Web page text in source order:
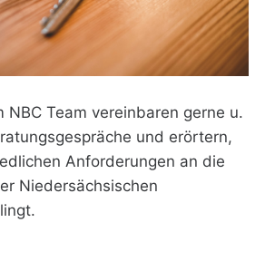
NBC Team vereinbaren gerne u.
und erörtern,
Anforderungen an die
Niedersächsischen